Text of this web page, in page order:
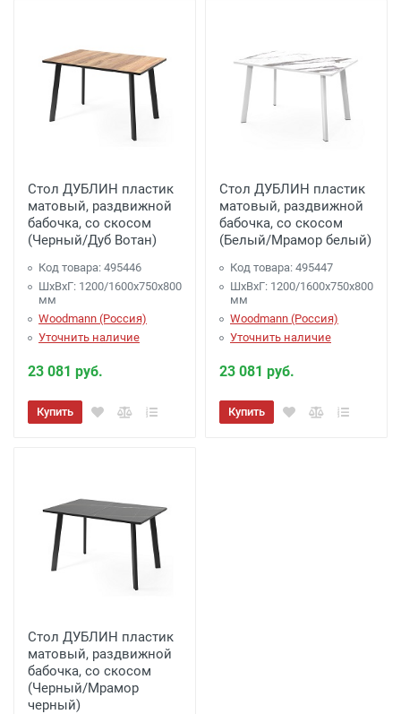
Стол ДУБЛИН пластик
матовый, раздвижной
бабочка, со скосом
(Черный/Дуб Вотан)
Код товара: 495446
ШхВхГ: 1200/1600х750х800
мм
Woodmann (Россия)
Уточнить наличие
23 081 руб.
Купить
Стол ДУБЛИН пластик
матовый, раздвижной
бабочка, со скосом
(Белый/Мрамор белый)
Код товара: 495447
ШхВхГ: 1200/1600х750х800
мм
Woodmann (Россия)
Уточнить наличие
23 081 руб.
Купить
Стол ДУБЛИН пластик
матовый, раздвижной
бабочка, со скосом
(Черный/Мрамор
черный)